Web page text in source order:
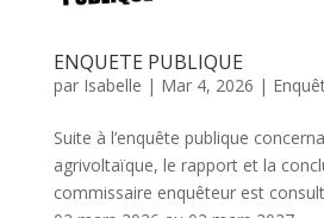
ENQUETE PUBLIQUE
par Isabelle | Mar 4, 2026 |
Suite à l’enquête publique
agrivoltaïque, le rapport et la
commissaire enquêteur est